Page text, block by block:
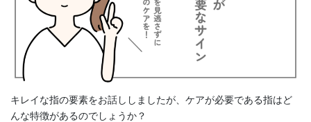
キレイな指の要素をお話ししましたが、ケアが必要である指はど
んな特徴があるのでしょうか？